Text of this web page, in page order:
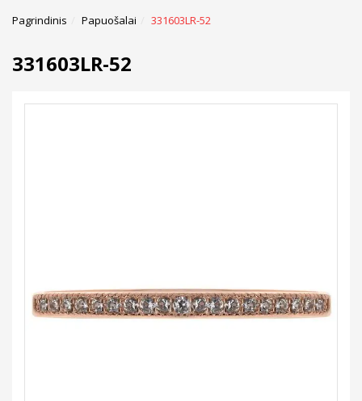
Pagrindinis Papuošalai 331603LR-52
331603LR-52